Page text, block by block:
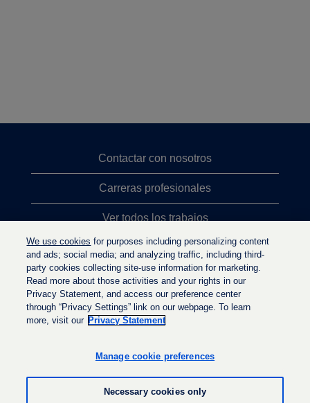
Contactar con nosotros
Carreras profesionales
Ver todos los trabajos
Búsqueda de altos cargos
Política de privacidad
a
r
e
e
a
e
r
We use cookies for purposes including personalizing content
and ads; social media; and analyzing traffic, including third-
party cookies collecting site-use information for marketing.
Read more about those activities and your rights in our
Privacy Statement, and access our preference center
through “Privacy Settings” link on our webpage. To learn
more, visit our Privacy Statement
Manage cookie preferences
Necessary cookies only